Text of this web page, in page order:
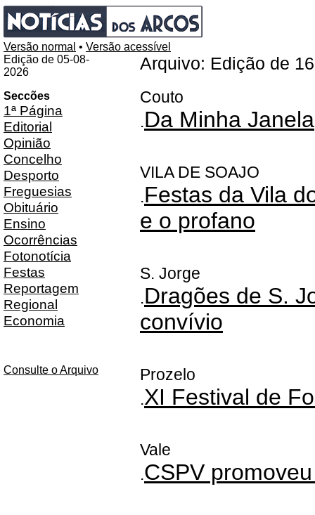
Versão normal • Versão acessível
Edição de 05-08-
2026
Seccões
1ª Página
Editorial
Opinião
Concelho
Desporto
Freguesias
Obituário
Ensino
Ocorrências
Fotonotícia
Festas
Reportagem
Regional
Economia
Consulte o Arquivo
Arquivo: Edição de
Couto
.Da Minha Janela
VILA DE SOAJO
.Festas da Vila
e o profano
S. Jorge
.Dragões de S.
convívio
Prozelo
.XI Festival de
Vale
.CSPV